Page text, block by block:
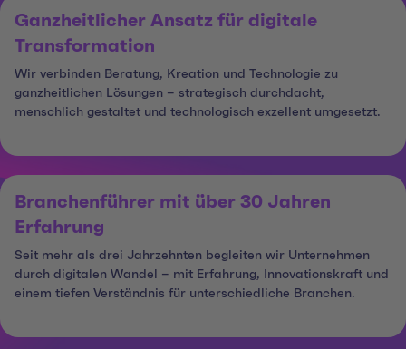
Ganzheitlicher Ansatz für digitale
Transformation
Wir verbinden Beratung, Kreation und Technologie zu
ganzheitlichen Lösungen – strategisch durchdacht,
menschlich gestaltet und technologisch exzellent umgesetzt.
Branchenführer mit über 30 Jahren
Erfahrung
Seit mehr als drei Jahrzehnten begleiten wir Unternehmen
durch digitalen Wandel – mit Erfahrung, Innovationskraft und
einem tiefen Verständnis für unterschiedliche Branchen.